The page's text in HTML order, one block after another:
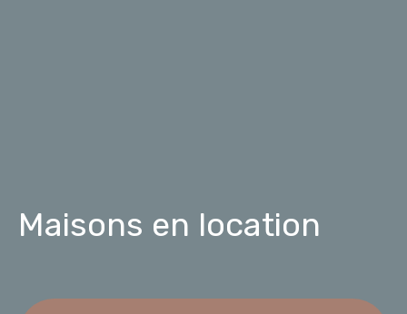
Maisons en location